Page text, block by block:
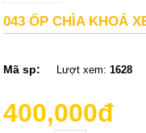
043 ỐP CHÌA KHOÁ
Mã sp: Lượt xem:1628
400,000đ